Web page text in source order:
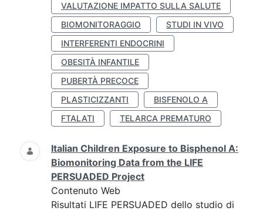
VALUTAZIONE IMPATTO SULLA SALUTE
BIOMONITORAGGIO
STUDI IN VIVO
INTERFERENTI ENDOCRINI
OBESITÀ INFANTILE
PUBERTÀ PRECOCE
PLASTICIZZANTI
BISFENOLO A
FTALATI
TELARCA PREMATURO
Italian Children Exposure to Bisphenol A:
Biomonitoring Data from the LIFE
PERSUADED Project
Contenuto Web
Risultati LIFE PERSUADED dello studio di